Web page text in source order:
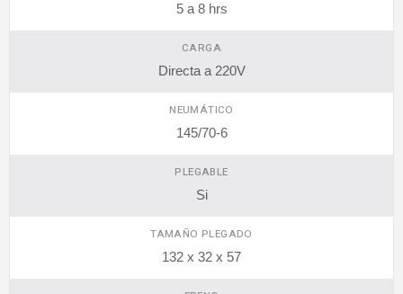
5 a 8 hrs
CARGA
Directa a 220V
NEUMÁTICO
145/70-6
PLEGABLE
Si
TAMAÑO PLEGADO
132 x 32 x 57